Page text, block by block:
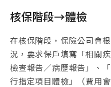
核保階段→體檢
在核保階段，保險公司會
況，要求保戶填寫「相關
檢查報告／病歷報告」、
行指定項目體檢」（費用